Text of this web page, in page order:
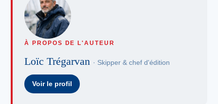
À PROPOS DE L'AUTEUR
Loïc Trégarvan · Skipper & chef d'édition
Voir le profil